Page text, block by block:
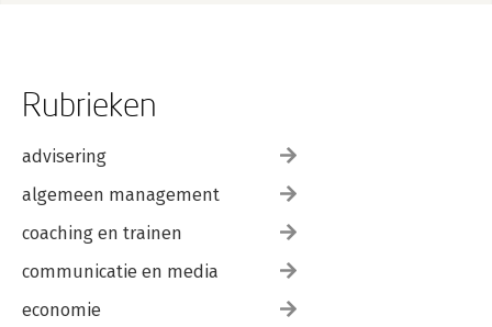
Rubrieken
advisering
algemeen management
coaching en trainen
communicatie en media
economie